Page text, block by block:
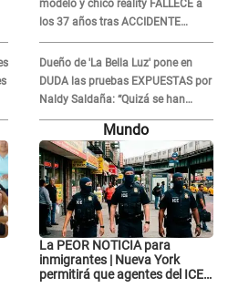
modelo y chico reality FALLECE a
los 37 años tras ACCIDENTE
durante la grabación de un
comercial
Dueño de 'La Bella Luz' pone en
DUDA las pruebas EXPUESTAS por
Naldy Saldaña: “Quizá se han
editado...”
Mundo
La PEOR NOTICIA para
inmigrantes | Nueva York
permitirá que agentes del ICE